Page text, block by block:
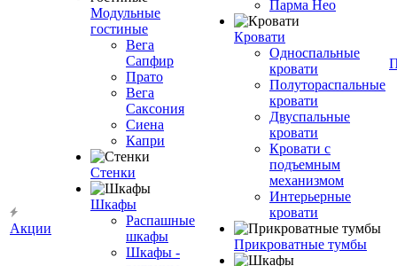
Акции
Модульные
гостиные
Вега
Сапфир
Прато
Вега
Саксония
Сиена
Капри
Стенки
Шкафы
Распашные
шкафы
Шкафы -
Парма Нео
Кровати
Односпальные
кровати
Полутораспальные
кровати
Двуспальные
кровати
Кровати с
подъемным
механизмом
Интерьерные
кровати
Прикроватные тумбы